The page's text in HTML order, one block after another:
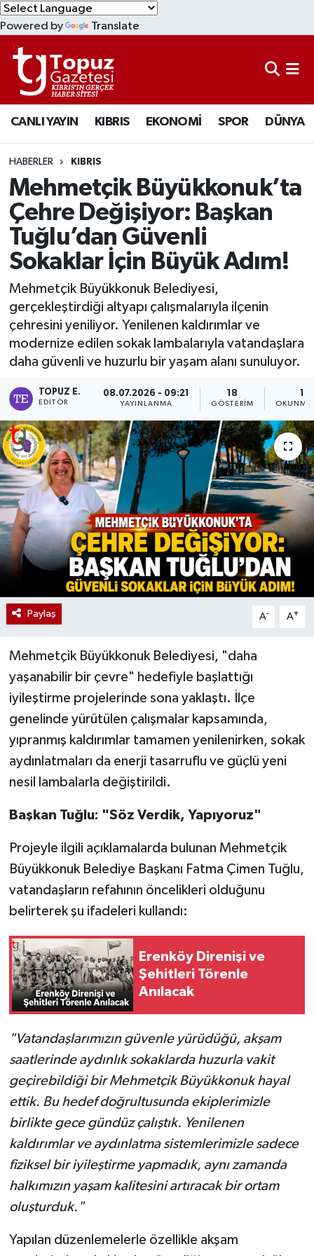
Powered by Translate
CANLI YAYIN KIBRIS EKONOMİ SPOR DÜNYA
HABERLER KIBRIS
Mehmetçik Büyükkonuk’ta
Çehre Değişiyor: Başkan
Tuğlu’dan Güvenli
Sokaklar İçin Büyük Adım!
Mehmetçik Büyükkonuk Belediyesi,
gerçekleştirdiği altyapı çalışmalarıyla ilçenin
çehresini yeniliyor. Yenilenen kaldırımlar ve
modernize edilen sokak lambalarıyla vatandaşlara
daha güvenli ve huzurlu bir yaşam alanı sunuluyor.
TOPUZ E.
EDITÖR
08.07.2026 - 09:21
YAYINLANMA
18
GÖSTERIM OKUNMA
Paylaş A- A+
Mehmetçik Büyükkonuk Belediyesi, "daha
yaşanabilir bir çevre" hedefiyle başlattığı
iyileştirme projelerinde sona yaklaştı. İlçe
genelinde yürütülen çalışmalar kapsamında,
yıpranmış kaldırımlar tamamen yenilenirken, sokak
aydınlatmaları da enerji tasarruflu ve güçlü yeni
nesil lambalarla değiştirildi.
Başkan Tuğlu: "Söz Verdik, Yapıyoruz"
Projeyle ilgili açıklamalarda bulunan Mehmetçik
Büyükkonuk Belediye Başkanı Fatma Çimen Tuğlu,
vatandaşların refahının öncelikleri olduğunu
belirterek şu ifadeleri kullandı:
Erenköy Direnişi ve
Şehitleri Törenle
Anılacak
"Vatandaşlarımızın güvenle yürüdüğü, akşam
saatlerinde aydınlık sokaklarda huzurla vakit
geçirebildiği bir Mehmetçik Büyükkonuk hayal
ettik. Bu hedef doğrultusunda ekiplerimizle
birlikte gece gündüz çalıştık. Yenilenen
kaldırımlar ve aydınlatma sistemlerimizle sadece
fiziksel bir iyileştirme yapmadık, aynı zamanda
halkımızın yaşam kalitesini artıracak bir ortam
oluşturduk."
Yapılan düzenlemelerle özellikle akşam
KIBRIS
DÜNYA
EKONOMİ
MAGAZİN
SAĞLIK
SPOR
TEKNOLOJİ
TÜRKİYE
Lefkoşa Nöbetçi Eczaneler
Lefkoşa Hava Durumu
Lefkoşa Trafik Yoğunluk Haritası
Süper Lig Puan Durumu ve Fikstür
Tüm Manşetler
Son Dakika Haberleri
Haber Arşivi